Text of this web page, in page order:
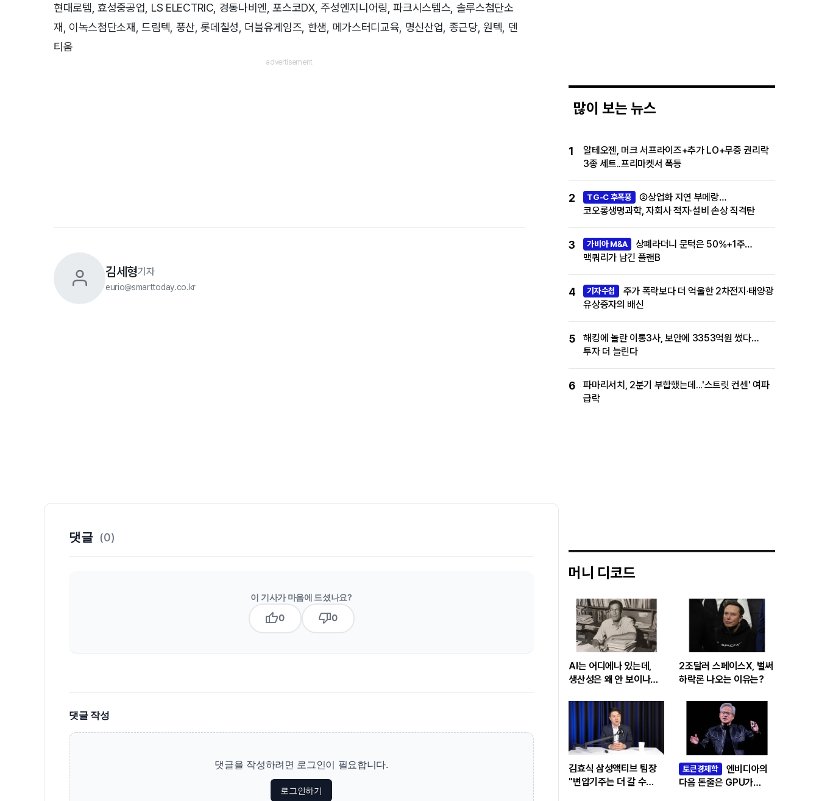
현대로템, 효성중공업, LS ELECTRIC, 경동나비엔, 포스코DX, 주성엔지니어링, 파크시스템스, 솔루스첨단소
재, 이녹스첨단소재, 드림텍, 풍산, 롯데칠성, 더블유게임즈, 한샘, 메가스터디교육, 명신산업, 종근당, 원텍, 덴
티움
김세형기자
eurio@smarttoday.co.kr
많이 보는 뉴스
1
알테오젠, 머크 서프라이즈+추가 LO+무증 권리락
3종 세트..프리마켓서 폭등
2 TG-C 후폭풍
②상업화 지연 부메랑…
코오롱생명과학, 자회사 적자·설비 손상 직격탄
3 가비아 M&A
상폐라더니 문턱은 50%+1주…
맥쿼리가 남긴 플랜B
4 기자수첩
주가 폭락보다 더 억울한 2차전지·태양광
유상증자의 배신
5
해킹에 놀란 이통3사, 보안에 3353억원 썼다…
투자 더 늘린다
6
파마리서치, 2분기 부합했는데...'스트릿 컨센' 여파
급락
머니 디코드
AI는 어디에나 있는데,
생산성은 왜 안 보이나…
‘솔로우 패러독스’
2조달러 스페이스X, 벌써
하락론 나오는 이유는?
김효식 삼성액티브 팀장
"변압기주는 더 갈 수
토큰경제학
엔비디아의
다음 돈줄은 GPU가
댓글 (0)
이 기사가 마음에 드셨나요?
thumb_up0 thumb_down0
댓글 작성
댓글을 작성하려면 로그인이 필요합니다.
로그인하기